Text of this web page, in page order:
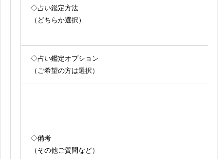
◇占い鑑定方法
（どちらか選択）
◇占い鑑定オプション
（ご希望の方は選択）
◇備考
（その他ご質問など）